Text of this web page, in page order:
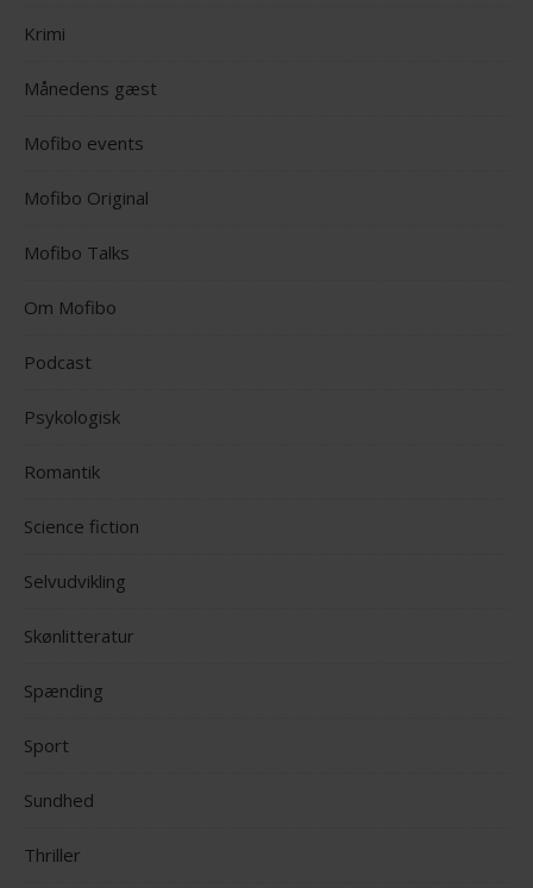
Krimi
Månedens gæst
Mofibo events
Mofibo Original
Mofibo Talks
Om Mofibo
Podcast
Psykologisk
Romantik
Science fiction
Selvudvikling
Skønlitteratur
Spænding
Sport
Sundhed
Thriller